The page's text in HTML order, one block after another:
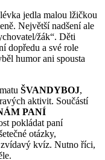
jedla malou lžičkou
Největší nadšení ale
žák“. Děti
dopředu a své role
humor ani spousta
ŠVANDYBOJ,
aktivit. Součástí
PANÍ
pokládat paní
otázky,
kvíz. Nutno říci,